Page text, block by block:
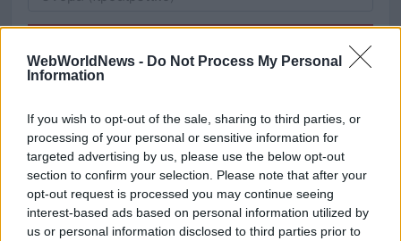
WebWorldNews - Do Not Process My Personal
Information
If you wish to opt-out of the sale, sharing to third parties, or
processing of your personal or sensitive information for
targeted advertising by us, please use the below opt-out
section to confirm your selection. Please note that after your
opt-out request is processed you may continue seeing
interest-based ads based on personal information utilized by
us or personal information disclosed to third parties prior to
Θα λάβετε email επιβεβαίωσης (double opt-in). Διαγραφή όποτε